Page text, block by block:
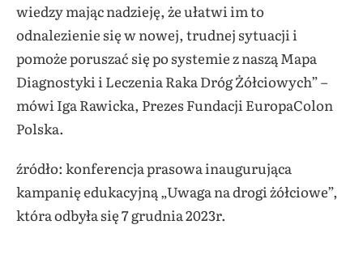
wiedzy mając nadzieję, że ułatwi im to
odnalezienie się w nowej, trudnej sytuacji i
pomoże poruszać się po systemie z naszą Mapa
Diagnostyki i Leczenia Raka Dróg Żółciowych” –
mówi Iga Rawicka, Prezes Fundacji EuropaColon
Polska.
źródło: konferencja prasowa inaugurująca
kampanię edukacyjną „Uwaga na drogi żółciowe”,
która odbyła się 7 grudnia 2023r.